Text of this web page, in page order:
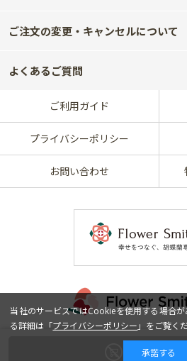
販売終了
ご注文の変更・キャンセルについて
よくあるご質問
ご利用ガイド
プライバシーポリシー
お問い合わせ
当社のサービスではCookieを使用する場合
る詳細は「プライバシーポリシー 」をご覧く
承諾する